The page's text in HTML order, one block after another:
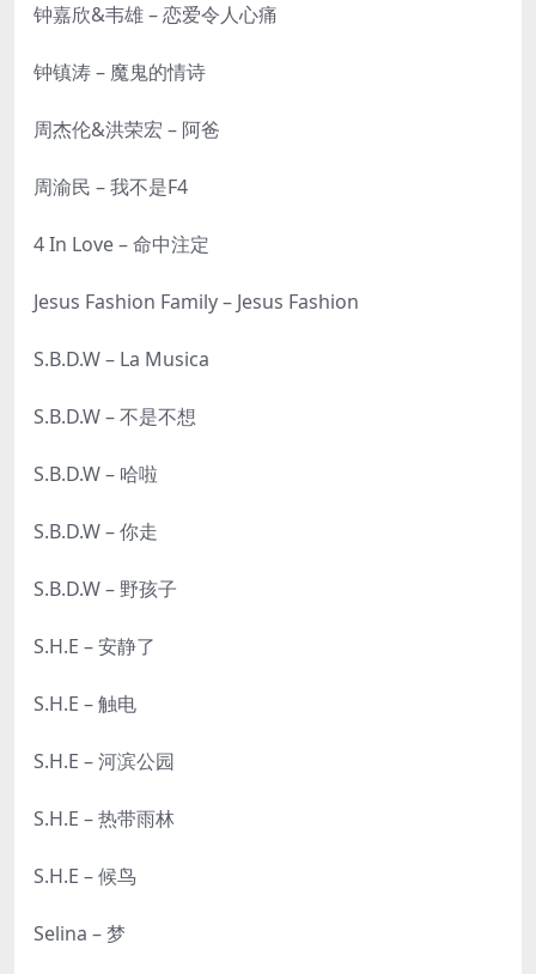
钟嘉欣&韦雄 – 恋爱令人心痛
钟镇涛 – 魔鬼的情诗
周杰伦&洪荣宏 – 阿爸
周渝民 – 我不是F4
4 In Love – 命中注定
Jesus Fashion Family – Jesus Fashion
S.B.D.W – La Musica
S.B.D.W – 不是不想
S.B.D.W – 哈啦
S.B.D.W – 你走
S.B.D.W – 野孩子
S.H.E – 安静了
S.H.E – 触电
S.H.E – 河滨公园
S.H.E – 热带雨林
S.H.E – 候鸟
Selina – 梦